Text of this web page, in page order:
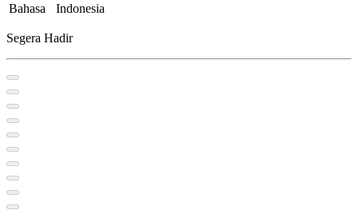
Bahasa
Indonesia
Segera Hadir